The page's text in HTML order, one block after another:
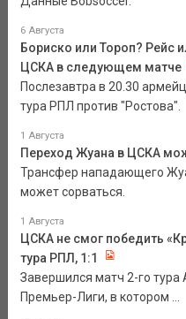
6 Августа
Бориско или Тороп? Рейс
ЦСКА в следующем матче
Послезавтра в 20.30
тура РПЛ против "Ростова".
1 Августа
Переход Жуана в ЦСКА
Трансфер нападающего
может сорваться.
1 Августа
ЦСКА не смог победить
тура РПЛ, 1:1
Завершился матч 2-го
Премьер-Лиги, в котором ...